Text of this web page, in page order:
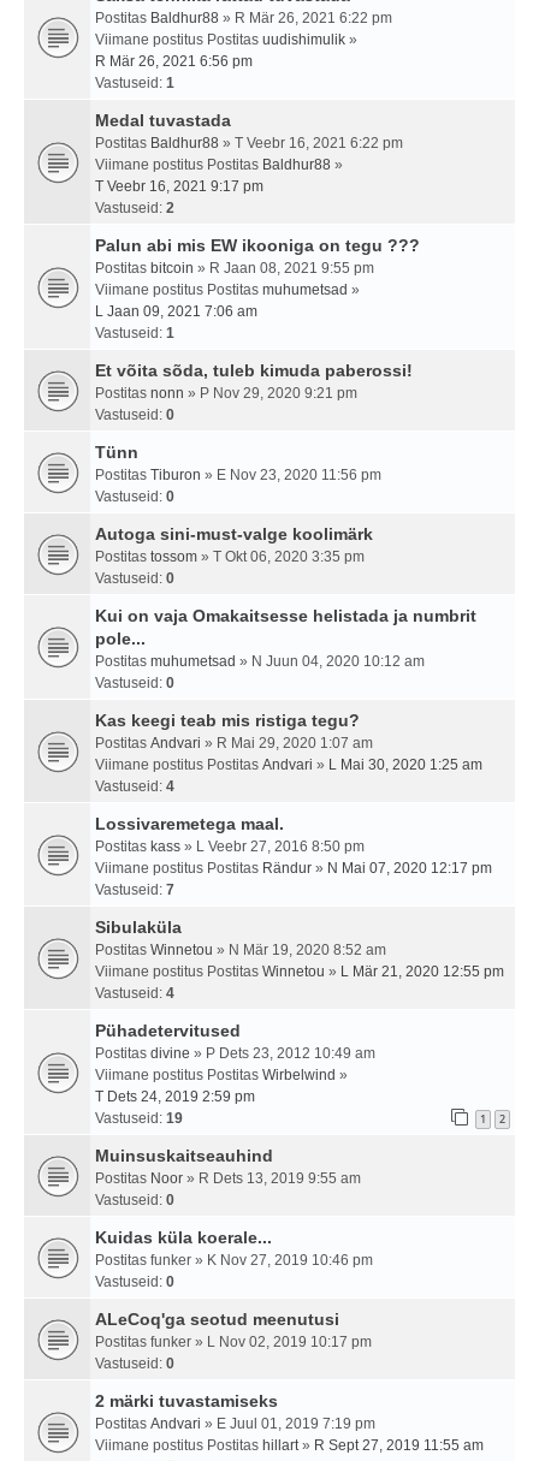
Postitas Baldhur88 » R Mär 26, 2021 6:22 pm
Viimane postitus Postitas uudishimulik »
R Mär 26, 2021 6:56 pm
Vastuseid: 1
Medal tuvastada
Postitas Baldhur88 » T Veebr 16, 2021 6:22 pm
Viimane postitus Postitas Baldhur88 »
T Veebr 16, 2021 9:17 pm
Vastuseid: 2
Palun abi mis EW ikooniga on tegu ???
Postitas bitcoin » R Jaan 08, 2021 9:55 pm
Viimane postitus Postitas muhumetsad »
L Jaan 09, 2021 7:06 am
Vastuseid: 1
Et võita sõda, tuleb kimuda paberossi!
Postitas nonn » P Nov 29, 2020 9:21 pm
Vastuseid: 0
Tünn
Postitas Tiburon » E Nov 23, 2020 11:56 pm
Vastuseid: 0
Autoga sini-must-valge koolimärk
Postitas tossom » T Okt 06, 2020 3:35 pm
Vastuseid: 0
Kui on vaja Omakaitsesse helistada ja numbrit
pole...
Postitas muhumetsad » N Juun 04, 2020 10:12 am
Vastuseid: 0
Kas keegi teab mis ristiga tegu?
Postitas Andvari » R Mai 29, 2020 1:07 am
Viimane postitus Postitas Andvari » L Mai 30, 2020 1:25 am
Vastuseid: 4
Lossivaremetega maal.
Postitas kass » L Veebr 27, 2016 8:50 pm
Viimane postitus Postitas Rändur » N Mai 07, 2020 12:17 pm
Vastuseid: 7
Sibulaküla
Postitas Winnetou » N Mär 19, 2020 8:52 am
Viimane postitus Postitas Winnetou » L Mär 21, 2020 12:55 pm
Vastuseid: 4
Pühadetervitused
Postitas divine » P Dets 23, 2012 10:49 am
Viimane postitus Postitas Wirbelwind »
T Dets 24, 2019 2:59 pm
Vastuseid: 19 1 2
Muinsuskaitseauhind
Postitas Noor » R Dets 13, 2019 9:55 am
Vastuseid: 0
Kuidas küla koerale...
Postitas funker » K Nov 27, 2019 10:46 pm
Vastuseid: 0
ALeCoq'ga seotud meenutusi
Postitas funker » L Nov 02, 2019 10:17 pm
Vastuseid: 0
2 märki tuvastamiseks
Postitas Andvari » E Juul 01, 2019 7:19 pm
Viimane postitus Postitas hillart» R Sept 27, 2019 11:55 am